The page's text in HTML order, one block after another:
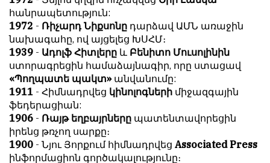
обновляется
с
большим
трудом,
но
с
душой.
Редакция
не
лезет
в
կատարում։
Խմբագրության
կարծիքը
հեղինակների
կարծիքի
հետ
համակարծիք
լինելը
պարտադիր
պայման
չէ
նյութերը
հանրապետություն:
1972 - Ռիչարդ Նիքսոնը դարձավ ԱՄՆ առաջին
նախագահը, ով այցելեց ԽՍՀՄ։
1939 - Ադոլֆ Հիտլերը և Բենիտո Մուսոլինին
ստորագրեցին համաձայնագիր, որը ստացավ
«Պողպատե պակտ» անվանումը:
1911 - Հիմնադրվեց կինոլոգների միջազգային
ֆեդերացիան:
1906 - Ռայթ եղբայրները պատենտավորեցին
իրենց թռչող սարքը։
1900 - Նյու Յորքում հիմնադրվեց Associated Press
ինֆորմացիոն գործակալությունը։